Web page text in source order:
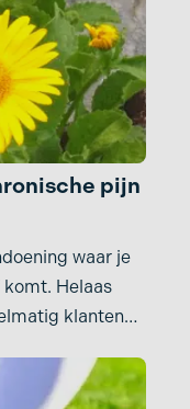
pijn
waar je
Helaas
klanten